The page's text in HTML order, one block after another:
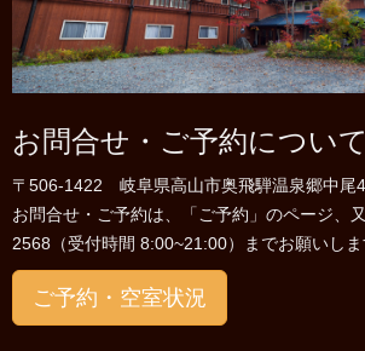
お問合せ・ご予約について
〒506-1422 岐阜県高山市奥飛騨温泉郷中尾
お問合せ・ご予約は、「ご予約」のページ、
2568（受付時間 8:00~21:00）までお願いしま
ご予約・空室状況